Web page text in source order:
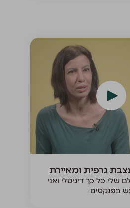
גרפית ומאיירת
שלי כל כך דיגיטלי ואני
בפנקסים